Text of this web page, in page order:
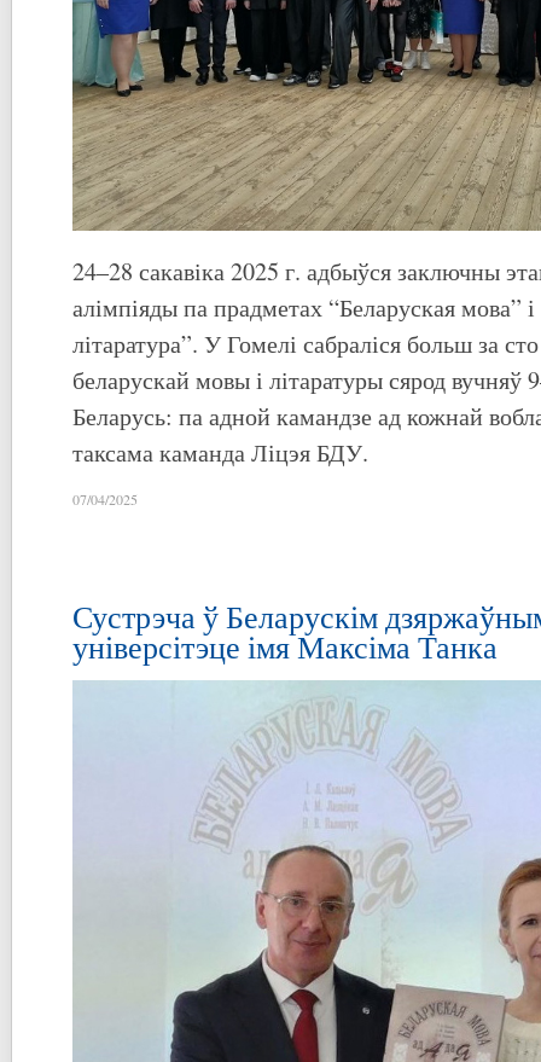
24–28 сакавіка 2025 г. адбыўся заключны
алімпіяды па прадметах “Беларуская мова”
літаратура”. У Гомелі сабраліся больш за
беларускай мовы і літаратуры сярод вучняў
Беларусь: па адной камандзе ад кожнай
таксама каманда Ліцэя БДУ.
07/04/2025
Сустрэча ў Беларускім
універсітэце імя Максіма Танка